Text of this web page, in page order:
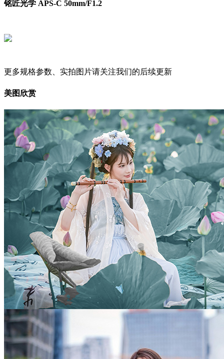
铭匠光学 APS-C 50mm/F1.2
更多规格参数、实拍图片请关注我们的后续更新
美图欣赏